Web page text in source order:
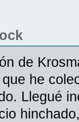
de
he
Llegué